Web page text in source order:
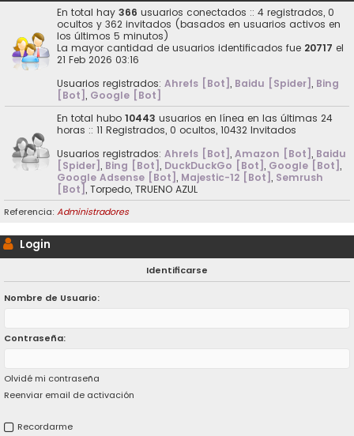
En total hay 366 usuarios conectados :: 4 registrados, 0
ocultos y 362 invitados (basados en usuarios activos en
los últimos 5 minutos)
La mayor cantidad de usuarios identificados fue 20717 el
21 Feb 2026 03:16
Usuarios registrados: Ahrefs [Bot], Baidu [Spider], Bing
[Bot], Google [Bot]
En total hubo 10443 usuarios en línea en las últimas 24
horas :: 11 Registrados, 0 ocultos, 10432 Invitados
Usuarios registrados: Ahrefs [Bot], Amazon [Bot], Baidu
[Spider], Bing [Bot], DuckDuckGo [Bot], Google [Bot],
Google Adsense [Bot], Majestic-12 [Bot], Semrush
[Bot], Torpedo, TRUENO AZUL
Referencia: Administradores
Login
Identificarse
Nombre de Usuario:
Contraseña:
Olvidé mi contraseña
Reenviar email de activación
Recordarme